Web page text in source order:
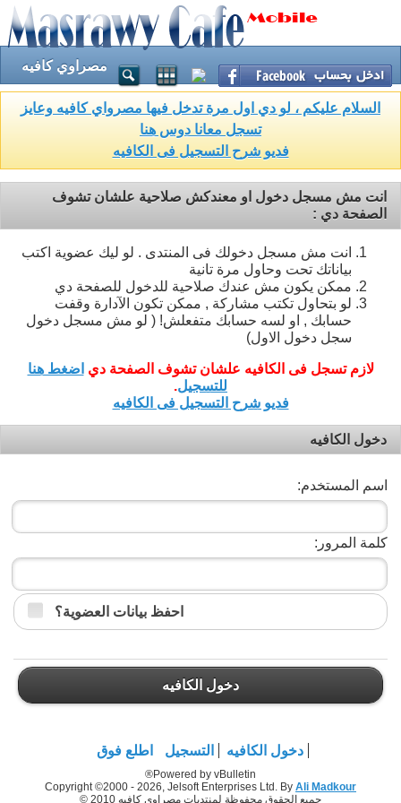
مصراوي كافيه
السلام عليكم ، لو دي اول مرة تدخل فيها مصرواي كافيه وعايز
تسجل معانا دوس هنا
فديو شرح التسجيل فى الكافيه
انت مش مسجل دخول او معندكش صلاحية علشان تشوف
الصفحة دي :
انت مش مسجل دخولك فى المنتدى . لو ليك عضوية اكتب
بياناتك تحت وحاول مرة تانية
ممكن يكون مش عندك صلاحية للدخول للصفحة دي
لو بتحاول تكتب مشاركة , ممكن تكون الآدارة وقفت
حسابك , او لسه حسابك متفعلش! ( لو مش مسجل دخول
سجل دخول الاول)
لازم تسجل فى الكافيه علشان تشوف الصفحة دي اضغط هنا
للتسجيل.
فديو شرح التسجيل فى الكافيه
دخول الكافيه
اسم المستخدم:
كلمة المرور:
احفظ بيانات العضوية؟
دخول الكافيه
دخول الكافيه التسجيل اطلع فوق
Powered by vBulletin®
Copyright ©2000 - 2026, Jelsoft Enterprises Ltd. By Ali Madkour
جميع الحقوق محفوظة لمنتديات مصراوي كافيه 2010 ©